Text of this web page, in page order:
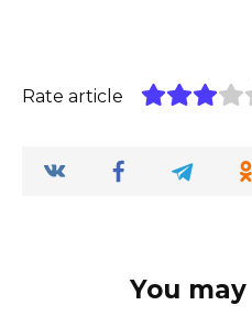
Rate article
You